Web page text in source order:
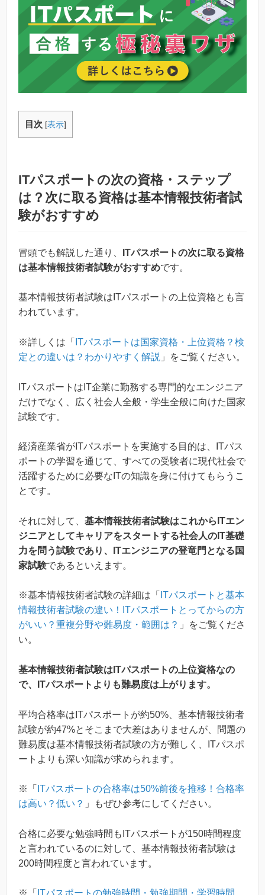
目次 [表示]
ITパスポートの次の資格・ステップ
は？次に取る資格は基本情報技術者試
験がおすすめ
冒頭でも解説した通り、
ITパスポートの次に取る資格
は基本情報技術者試験がおすすめです。
基本情報技術者試験はITパスポートの上位資格とも言
われています。
※詳しくは「 ITパスポートは国家資格・上位資格？検
定との違いは？わかりやすく解説 」をご覧ください。
ITパスポートはIT企業に勤務する専門的なエンジニア
だけでなく、広く社会人全般・学生全般に向けた国家
試験です。
経済産業省がITパスポートを実施する目的は、ITパス
ポートの学習を通じて、すべての受験者に現代社会で
活躍するために必要なITの知識を身に付けてもらうこ
とです。
それに対して、 基本情報技術者試験はこれからITエン
ジニアとしてキャリアをスタートする社会人のIT基礎
力を問う試験であり、ITエンジニアの登竜門となる国
家試験であるといえます。
※基本情報技術者試験の詳細は「 ITパスポートと基本
情報技術者試験の違い！ITパスポートとってからの方
がいい？重複分野や難易度・範囲は？ 」をご覧くださ
い。
基本情報技術者試験はITパスポートの上位資格なの
で、ITパスポートよりも難易度は上がります。
平均合格率はITパスポートが約50%、基本情報技術者
試験が約47%とそこまで大差はありませんが、問題の
難易度は基本情報技術者試験の方が難しく、ITパスポ
ートよりも深い知識が求められます。
※「 ITパスポートの合格率は50%前後を推移！合格率
は高い？低い？ 」もぜひ参考にしてください。
合格に必要な勉強時間もITパスポートが150時間程度
と言われているのに対して、基本情報技術者試験は
200時間程度と言われています。